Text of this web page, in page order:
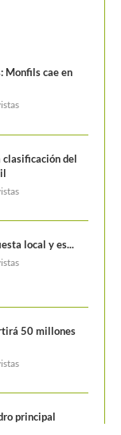
Monfils cae en
del
local y es...
50 millones
principal